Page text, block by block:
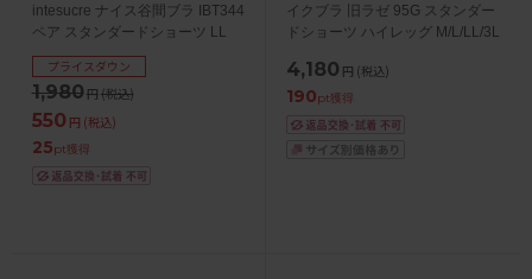
intesucre ナイス谷間ブラ IBT344
ペア スタンダードショーツ LL
1,980円(税込)
プライスダウン
550 円 (税込)
25pt獲得
イクブラ 旧ラゼ 95G スタンダー
ドショーツ ハイレッグ M/L/LL/3L
4,180 円 (税込)
190pt獲得